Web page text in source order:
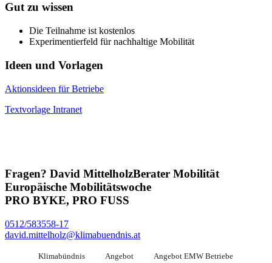
Gut zu wissen
Die Teilnahme ist kostenlos
Experimentierfeld für nachhaltige Mobilität
Ideen und Vorlagen
Aktionsideen für Betriebe
Textvorlage Intranet
Fragen? David MittelholzBerater Mobilität
Europäische Mobilitätswoche
PRO BYKE, PRO FUSS
0512/583558-17
david.mittelholz@klimabuendnis.at
Klimabündnis Angebot Angebot EMW Betriebe